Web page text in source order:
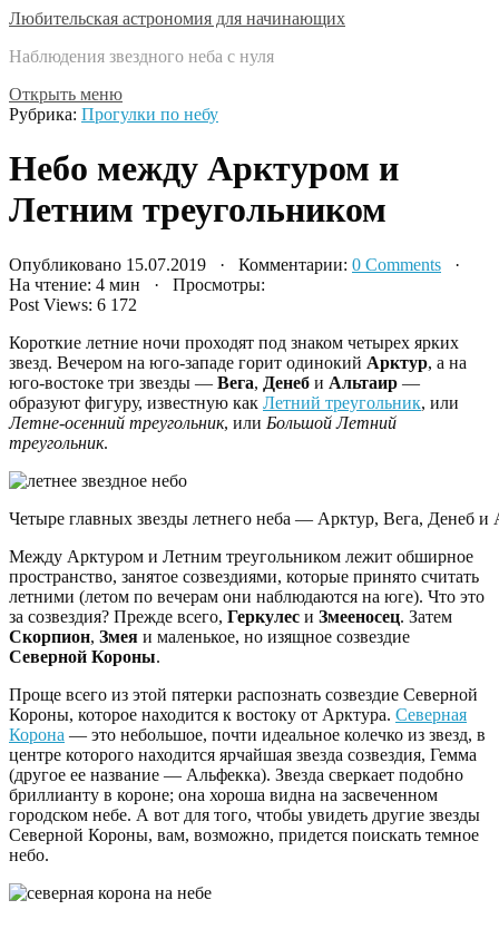
Любительская астрономия для начинающих
Наблюдения звездного неба с нуля
Открыть меню
Рубрика: Прогулки по небу
Небо между Арктуром и
Летним треугольником
Опубликовано 15.07.2019 · Комментарии: 0 Comments ·
На чтение: 4 мин · Просмотры:
Post Views: 6 172
Короткие летние ночи проходят под знаком четырех ярких
звезд. Вечером на юго-западе горит одинокий Арктур, а на
юго-востоке три звезды — Вега, Денеб и Альтаир —
образуют фигуру, известную как Летний треугольник, или
Летне-осенний треугольник, или Большой Летний
треугольник.
Четыре главных звезды летнего неба — Арктур, Вега, Денеб и
Между Арктуром и Летним треугольником лежит обширное
пространство, занятое созвездиями, которые принято считать
летними (летом по вечерам они наблюдаются на юге). Что это
за созвездия? Прежде всего, Геркулес и Змееносец. Затем
Скорпион, Змея и маленькое, но изящное созвездие
Северной Короны.
Проще всего из этой пятерки распознать созвездие Северной
Короны, которое находится к востоку от Арктура. Северная
Корона — это небольшое, почти идеальное колечко из звезд, в
центре которого находится ярчайшая звезда созвездия, Гемма
(другое ее название — Альфекка). Звезда сверкает подобно
бриллианту в короне; она хороша видна на засвеченном
городском небе. А вот для того, чтобы увидеть другие звезды
Северной Короны, вам, возможно, придется поискать темное
небо.